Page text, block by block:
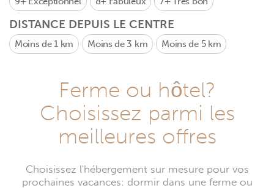
DISTANCE DEPUIS LE CENTRE
Moins de 1 km Moins de 3 km Moins de 5 km
Ferme ou hôtel?
Choisissez parmi les
meilleures offres
Choisissez l'hébergement sur mesure pour vos
prochaines vacances: dormir dans une ferme ou